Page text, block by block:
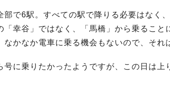
部で6駅。すべての駅で降りる必要はなく
「幸谷」ではなく、「馬橋」から乗るこ
なかなか電車に乗る機会もないので、それ
号に乗りたかったようですが、この日は